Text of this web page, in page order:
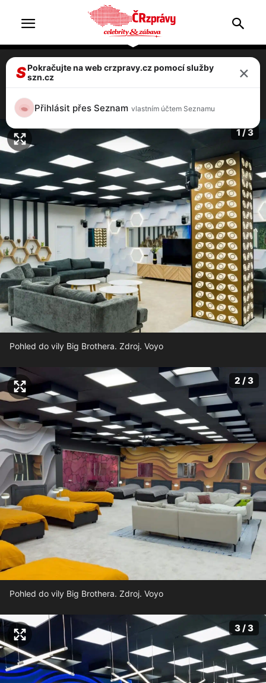
Nové díly Big Brother budou na Voyo vždy
1 / 3
Pohled do vily Big Brothera. Zdroj. Voyo
2 / 3
Pohled do vily Big Brothera. Zdroj. Voyo
3 / 3
SPokračujte na web crzpravy.cz pomocí služby
szn.cz
×
Přihlásit přes Seznam vlastním účtem Seznamu